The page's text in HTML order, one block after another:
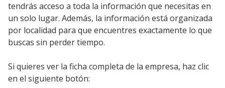
tendrás acceso a toda la información que necesitas en
un solo lugar. Además, la información está organizada
por localidad para que encuentres exactamente lo que
buscas sin perder tiempo.
Si quieres ver la ficha completa de la empresa, haz clic
en el siguiente botón: